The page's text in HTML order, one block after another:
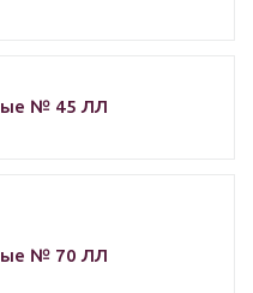
№ 45 ЛЛ
№ 70 ЛЛ